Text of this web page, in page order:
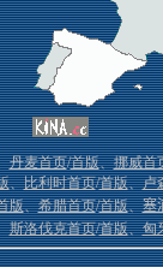
丹麦首页/首版、挪威首
、比利时首页/首版、卢
版、希腊首页/首版、塞
斯洛伐克首页/首版、匈